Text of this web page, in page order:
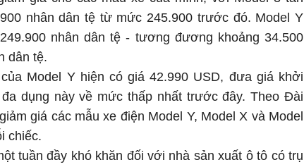
nhân dân tệ từ mức 245.900 trước đó. Model Y
nhân dân tệ - tương đương khoảng 34.500
dân tệ.
Model Y hiện có giá 42.990 USD, đưa giá khởi
dụng này về mức thấp nhất trước đây. Theo Đài
giá các mẫu xe điện Model Y, Model X và Model
chiếc.
tuần đầy khó khăn đối với nhà sản xuất ô tô có trụ